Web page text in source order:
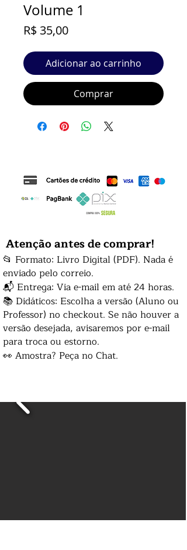
Volume 1
R$ 35,00Preço
Adicionar ao carrinho
Comprar
Atenção antes de comprar!
📂 Formato: Livro Digital (PDF). Nada é
enviado pelo correio.
📬 Entrega: Via e-mail em até 24 horas.
📚 Didáticos: Escolha a versão (Aluno ou
Professor) no checkout. Se não houver a
versão desejada, avisaremos por e-mail
para troca ou estorno.
👀 Amostra? Peça no Chat.